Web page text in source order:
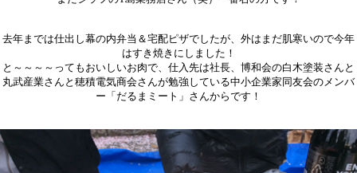
去年までは仕出し幕の内弁当＆宅配ピザでしたが、外はまだ肌寒いので今年
はすき焼きにしました！
と～～～～ってもおいしいお肉で、仕入先は社長、博和会の白木塗装さんと
丸武産業さんと穂積電気商会さんが勉強している中小企業家同友会のメンバ
ー「だるまミート」さんからです！